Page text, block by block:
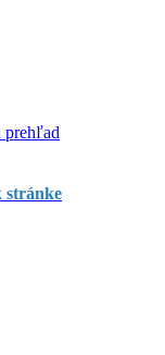
prehľad
stránke